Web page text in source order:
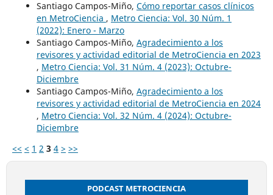
Santiago Campos-Miño, Cómo reportar casos clínicos
en MetroCiencia , Metro Ciencia: Vol. 30 Núm. 1
(2022): Enero - Marzo
Santiago Campos-Miño, Agradecimiento a los
revisores y actividad editorial de MetroCiencia en 2023
, Metro Ciencia: Vol. 31 Núm. 4 (2023): Octubre-
Diciembre
Santiago Campos-Miño, Agradecimiento a los
revisores y actividad editorial de MetroCiencia en 2024
, Metro Ciencia: Vol. 32 Núm. 4 (2024): Octubre-
Diciembre
<< < 1 2 3 4 > >>
PODCAST METROCIENCIA